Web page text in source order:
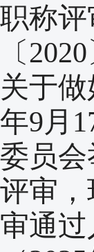
职称
〔
关于
年9月
委员
评审
审通